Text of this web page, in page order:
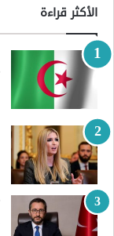
الأكثر قراءة